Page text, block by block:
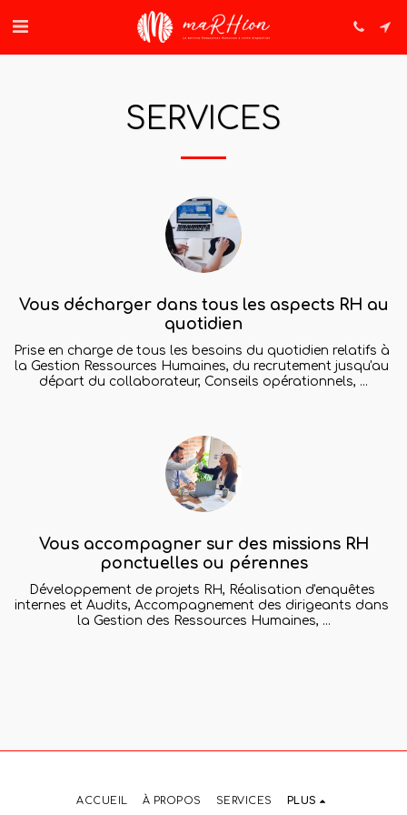
SERVICES
Vous décharger dans tous les aspects RH au
quotidien
Prise en charge de tous les besoins du quotidien relatifs à
la Gestion Ressources Humaines, du recrutement jusqu'au
départ du collaborateur, Conseils opérationnels, ...
Vous accompagner sur des missions RH
ponctuelles ou pérennes
Développement de projets RH, Réalisation d'enquêtes
internes et Audits, Accompagnement des dirigeants dans
la Gestion des Ressources Humaines, ...
ACCUEIL À PROPOS SERVICES PLUS